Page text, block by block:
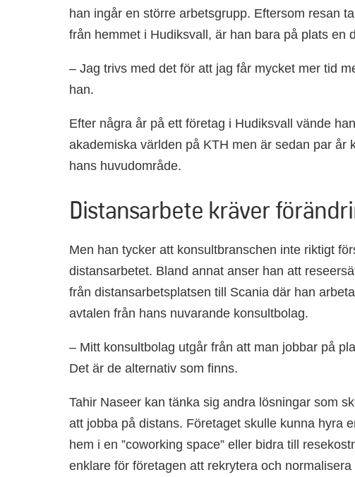
han ingår en större arbetsgrupp. Eftersom resan
från hemmet i Hudiksvall, är han bara på plats en
– Jag trivs med det för att jag får mycket mer tid
han.
Efter några år på ett företag i Hudiksvall vände
akademiska världen på KTH men är sedan par år
hans huvudområde.
Distansarbete kräver
Men han tycker att konsultbranschen inte riktigt
distansarbetet. Bland annat anser han att
från distansarbetsplatsen till Scania där han
avtalen från hans nuvarande konsultbolag.
– Mitt konsultbolag utgår från att man jobbar på
Det är de alternativ som finns.
Tahir Naseer kan tänka sig andra lösningar som
att jobba på distans. Företaget skulle kunna hyra
hem i en ”coworking space” eller bidra till
enklare för företagen att rekrytera och